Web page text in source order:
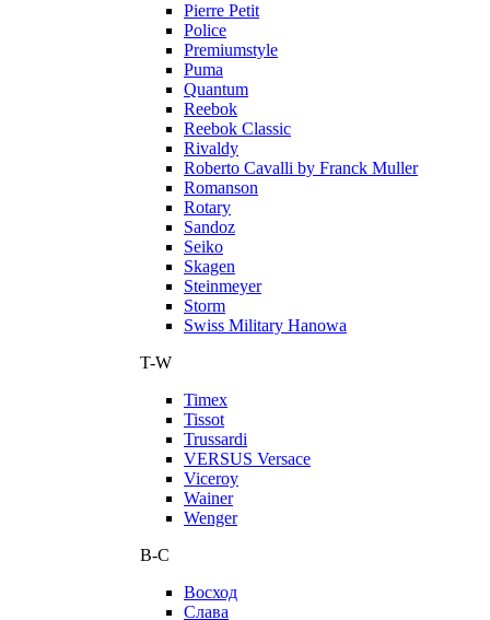
Pierre Petit
Police
Premiumstyle
Puma
Quantum
Reebok
Reebok Classic
Rivaldy
Roberto Cavalli by Franck Muller
Romanson
Rotary
Sandoz
Seiko
Skagen
Steinmeyer
Storm
Swiss Military Hanowa
T-W
Timex
Tissot
Trussardi
VERSUS Versace
Viceroy
Wainer
Wenger
В-С
Восход
Слава